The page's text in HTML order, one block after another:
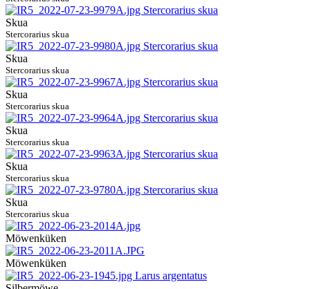
Skua
Stercorarius skua
Skua
Stercorarius skua
Skua
Stercorarius skua
Skua
Stercorarius skua
Skua
Stercorarius skua
Skua
Stercorarius skua
Möwenküken
Möwenküken